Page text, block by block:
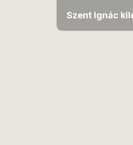
Szent Ignác